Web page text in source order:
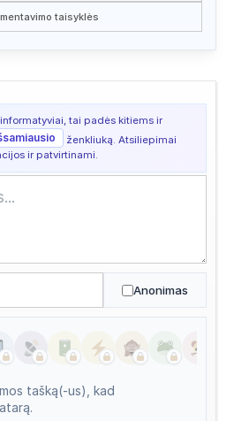
2026/07/15 17:24
2026/07/14 21:42
2026/07/14 02:46
2026/07/13 10:37
taisyklės
tai padės kitiems ir
ženkliuką. Atsiliepimai
ir patvirtinami.
Anonimas
tašką(-us), kad